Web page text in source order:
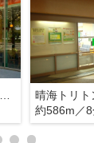
約586m／